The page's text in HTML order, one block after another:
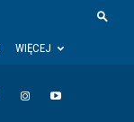
WIĘCEJ